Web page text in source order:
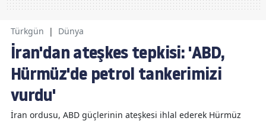
Türkgün | Dünya
İran'dan ateşkes tepkisi: 'ABD,
Hürmüz'de petrol tankerimizi
vurdu'
İran ordusu, ABD güçlerinin ateşkesi ihlal ederek Hürmüz